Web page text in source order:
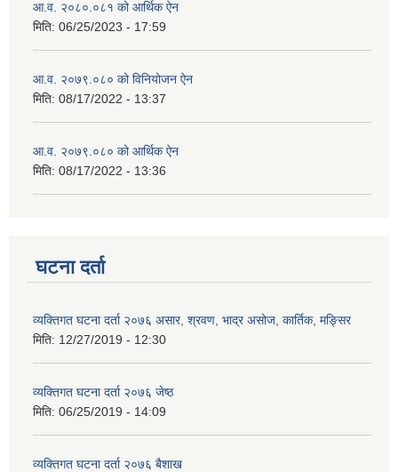
आ.व. २०८०.०८१ को आर्थिक ऐन
मिति: 06/25/2023 - 17:59
आ.व. २०७९.०८० को विनियोजन ऐन
मिति: 08/17/2022 - 13:37
आ.व. २०७९.०८० को आर्थिक ऐन
मिति: 08/17/2022 - 13:36
घटना दर्ता
व्यक्तिगत घटना दर्ता २०७६ असार, श्रवण, भाद्र असोज, कार्तिक, मङ्सिर
मिति: 12/27/2019 - 12:30
व्यक्तिगत घटना दर्ता २०७६ जेष्ठ
मिति: 06/25/2019 - 14:09
व्यक्तिगत घटना दर्ता २०७६ बैशाख